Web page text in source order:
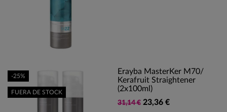
Erayba MasterKer M70/
Kerafruit Straightener
(2x100ml)
31,14 € 23,36 €
-25%
FUERA DE STOCK